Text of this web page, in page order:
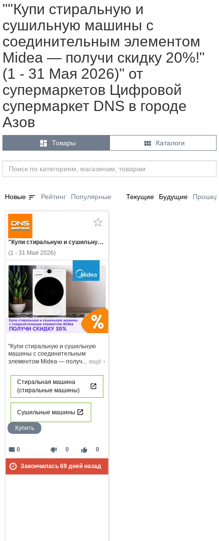
""Купи стиральную и
сушильную машины с
соединительным элементом
Midea — получи скидку 20%!"
(1 - 31 Мая 2026)" от
супермаркетов Цифровой
супермаркет DNS в городе
Азов
 Товары  Каталоги
Новые sort Рейтинг Популярные Текущие Будущие
"Купи стиральную и сушильную машины с соединительным элементом Midea — получи скидку 20%!"
(1 - 31 Мая 2026)
"Купи стиральную и сушильную
машины с соединительным
элементом Midea — получ... ещё ›
Стиральная машина
(стиральные машины)
Сушильные машины
Купить
thumb_down 0 thumb_up 0
mode_comment 0
Закончилась 69дней назад